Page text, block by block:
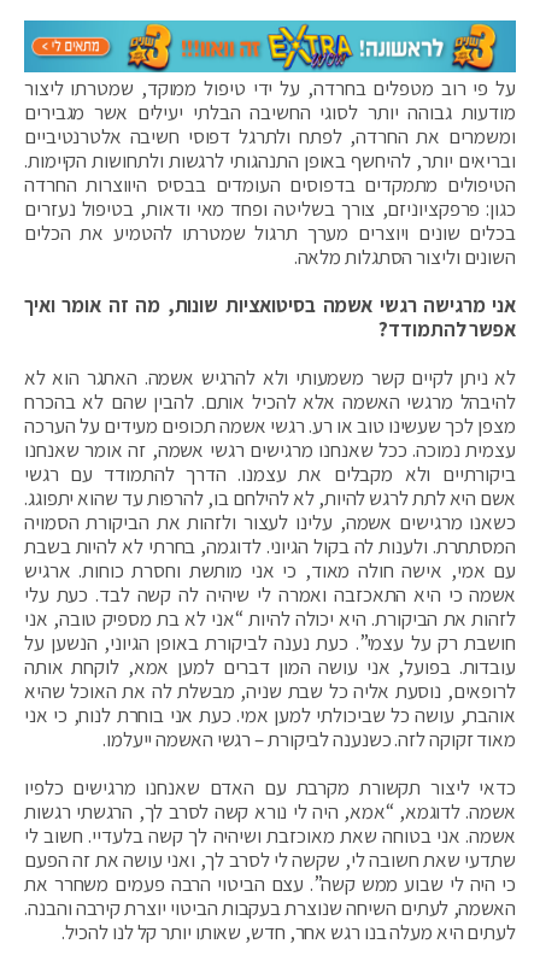
על פי רוב מטפלים בחרדה, על ידי טיפול ממוקד, שמטרתו ליצור
מודעות גבוהה יותר לסוגי החשיבה הבלתי יעילים אשר מגבירים
ומשמרים את החרדה, לפתח ולתרגל דפוסי חשיבה אלטרנטיביים
ובריאים יותר, להיחשף באופן התנהגותי לרגשות ולתחושות הקיימות.
הטיפולים מתמקדים בדפוסים העומדים בבסיס היווצרות החרדה
כגון: פרפקציוניזם, צורך בשליטה ופחד מאי ודאות, בטיפול נעזרים
בכלים שונים ויוצרים מערך תרגול שמטרתו להטמיע את הכלים
השונים וליצור הסתגלות מלאה.
אני מרגישה רגשי אשמה בסיטואציות שונות, מה זה אומר ואיך
אפשר להתמודד?
לא ניתן לקיים קשר משמעותי ולא להרגיש אשמה. האתגר הוא לא
להיבהל מרגשי האשמה אלא להכיל אותם. להבין שהם לא בהכרח
מצפן לכך שעשינו טוב או רע. רגשי אשמה תכופים מעידים על הערכה
עצמית נמוכה. ככל שאנחנו מרגישים רגשי אשמה, זה אומר שאנחנו
ביקורתיים ולא מקבלים את עצמנו. הדרך להתמודד עם רגשי
אשם היא לתת לרגש להיות, לא להילחם בו, להרפות עד שהוא יתפוגג.
כשאנו מרגישים אשמה, עלינו לעצור ולזהות את הביקורת הסמויה
המסתתרת. ולענות לה בקול הגיוני. לדוגמה, בחרתי לא להיות בשבת
עם אמי, אישה חולה מאוד, כי אני מותשת וחסרת כוחות. ארגיש
אשמה כי היא התאכזבה ואמרה לי שיהיה לה קשה לבד. כעת עלי
לזהות את הביקורת. היא יכולה להיות “אני לא בת מספיק טובה, אני
חושבת רק על עצמי”. כעת נענה לביקורת באופן הגיוני, הנשען על
עובדות. בפועל, אני עושה המון דברים למען אמא, לוקחת אותה
לרופאים, נוסעת אליה כל שבת שניה, מבשלת לה את האוכל שהיא
אוהבת, עושה כל שביכולתי למען אמי. כעת אני בוחרת לנוח, כי אני
מאוד זקוקה לזה. כשנענה לביקורת – רגשי האשמה ייעלמו.
כדאי ליצור תקשורת מקרבת עם האדם שאנחנו מרגישים כלפיו
אשמה. לדוגמא, “אמא, היה לי נורא קשה לסרב לך, הרגשתי רגשות
אשמה. אני בטוחה שאת מאוכזבת ושיהיה לך קשה בלעדיי. חשוב לי
שתדעי שאת חשובה לי, שקשה לי לסרב לך, ואני עושה את זה הפעם
כי היה לי שבוע ממש קשה”. עצם הביטוי הרבה פעמים משחרר את
האשמה, לעתים השיחה שנוצרת בעקבות הביטוי יוצרת קירבה והבנה.
לעתים היא מעלה בנו רגש אחר, חדש, שאותו יותר קל לנו להכיל.